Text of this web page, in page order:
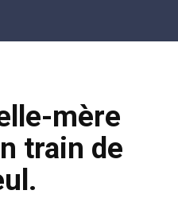
mère
train de